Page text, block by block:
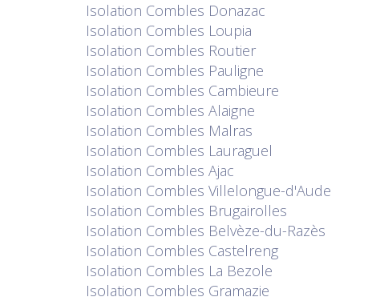
Isolation Combles Donazac
Isolation Combles Loupia
Isolation Combles Routier
Isolation Combles Pauligne
Isolation Combles Cambieure
Isolation Combles Alaigne
Isolation Combles Malras
Isolation Combles Lauraguel
Isolation Combles Ajac
Isolation Combles Villelongue-d'Aude
Isolation Combles Brugairolles
Isolation Combles Belvèze-du-Razès
Isolation Combles Castelreng
Isolation Combles La Bezole
Isolation Combles Gramazie